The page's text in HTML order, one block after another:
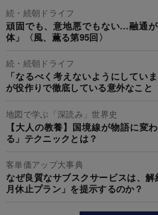
続・続朝ドライフ
頑固でも、意地悪でもない…融通
体」〈風、薫る第95回〉
続・続朝ドライフ
「なるべく考えないようにしてい
が役作りで徹底している意外なこと
地図で学ぶ「深読み」世界史
【大人の教養】国境線が物語に
る」テクニックとは？
客単価アップ大事典
なぜ良質なサブスクサービスは、
月休止プラン」を提示するのか？